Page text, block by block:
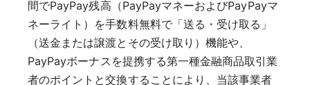
間でPayPay残高（PayPayマネーおよびPayPayマ
ネーライト）を手数料無料で「送る・受け取る」
（送金または譲渡とその受け取り）機能や、
PayPayボーナスを提携する第一種金融商品取引業
者のポイントと交換することにより、当該事業者